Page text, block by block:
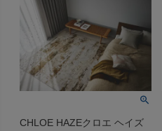
CHLOE HAZEクロエ ヘイズ